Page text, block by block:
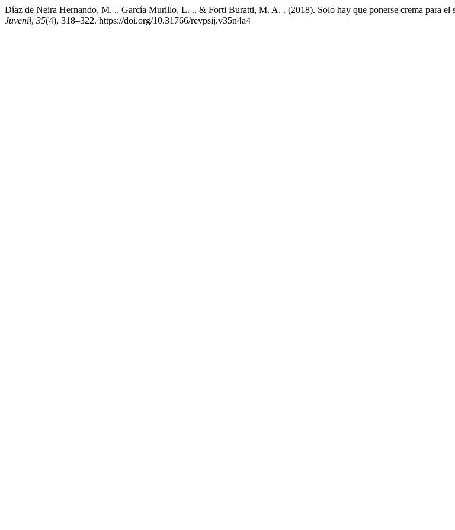
Díaz de Neira Hernando, M. ., García Murillo, L. ., & Forti Buratti, M. A. . (2018). Solo hay que ponerse crema para el
Juvenil, 35(4), 318–322. https://doi.org/10.31766/revpsij.v35n4a4